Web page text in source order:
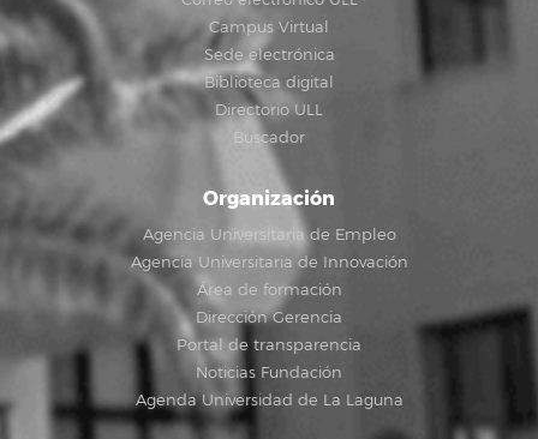
Campus Virtual
Sede electrónica
Biblioteca digital
Directorio ULL
Buscador
Organización
Agencia Universitaria de Empleo
Agencia Universitaria de Innovación
Área de formación
Dirección Gerencia
Portal de transparencia
Noticias Fundación
Agenda Universidad de La Laguna